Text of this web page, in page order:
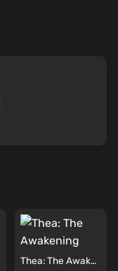
Thea: The Awakening